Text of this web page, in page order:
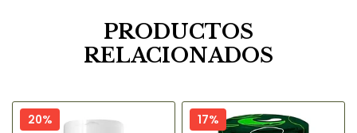
PRODUCTOS
RELACIONADOS
20% 17%